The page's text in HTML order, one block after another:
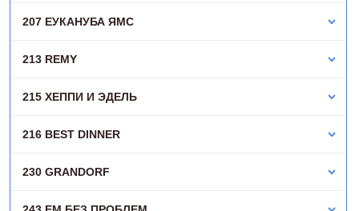
207 ЕУКАНУБА ЯМС
213 REMY
215 ХЕППИ И ЭДЕЛЬ
216 BEST DINNER
230 GRANDORF